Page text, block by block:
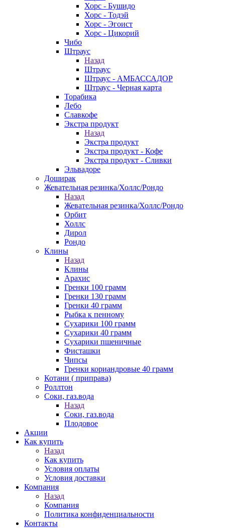
Хорс - Бушидо
Хорс - Тодэй
Хорс - Эгоист
Хорс - Цикорий
Чибо
Штраус
Назад
Штраус
Штраус - АМБАССАДОР
Штраус - Черная карта
Торабика
Лебо
Славкофе
Экстра продукт
Назад
Экстра продукт
Экстра продукт - Кофе
Экстра продукт - Сливки
Эльвадоре
Доширак
Жевательная резинка/Холлс/Рондо
Назад
Жевательная резинка/Холлс/Рондо
Орбит
Холлс
Дирол
Рондо
Клины
Назад
Клины
Арахис
Гренки 100 грамм
Гренки 130 грамм
Гренки 40 грамм
Рыбка к пенному
Сухарики 100 грамм
Сухарики 40 грамм
Сухарики пшеничные
Фисташки
Чипсы
Гренки кориандровые 40 грамм
Котани ( приправа)
Роллтон
Соки, газ.вода
Назад
Соки, газ.вода
Плодовое
Акции
Как купить
Назад
Как купить
Условия оплаты
Условия доставки
Компания
Назад
Компания
Политика конфиденциальности
Контакты